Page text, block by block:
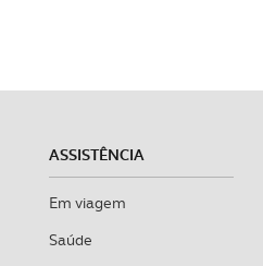
ASSISTÊNCIA
Em viagem
Saúde